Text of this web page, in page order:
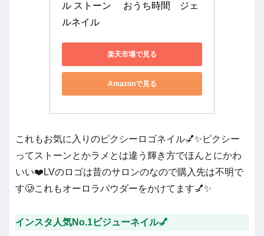
ル ストーン 　おうち時間　ジェ
ルネイル
楽天市場で見る
Amazonで見る
これもお気に入りのピクシーロゴネイル💅✨ピクシー
ってストーンとかラメとは違う輝き方でほんとにかわ
いい❤️LVのロゴは昔のサロンのなので購入先は不明で
す🥲これもオーロラパウダーをかけてます💅✨
インスタ人気No.1ビジューネイル💅